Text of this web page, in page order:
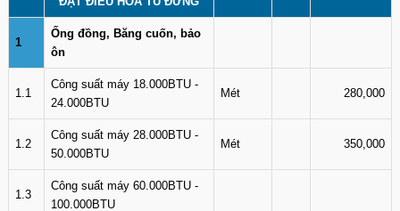
1
Ống đồng, Băng cuốn, bảo
ôn
1.1
Công suất máy 18.000BTU -
24.000BTU
Mét 280,000
1.2
Công suất máy 28.000BTU -
50.000BTU
Mét 350,000
1.3
Công suất máy 60.000BTU -
100.000BTU